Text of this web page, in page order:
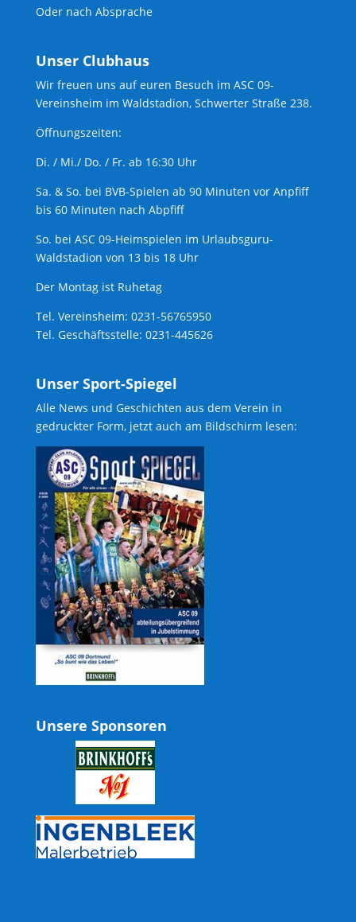
Oder nach Absprache
Unser Clubhaus
Wir freuen uns auf euren Besuch im ASC 09-
Vereinsheim im Waldstadion, Schwerter Straße 238.
Öffnungszeiten:
Di. / Mi./ Do. / Fr. ab 16:30 Uhr
Sa. & So. bei BVB-Spielen ab 90 Minuten vor Anpfiff
bis 60 Minuten nach Abpfiff
So. bei ASC 09-Heimspielen im Urlaubsguru-
Waldstadion von 13 bis 18 Uhr
Der Montag ist Ruhetag
Tel. Vereinsheim: 0231-56765950
Tel. Geschäftsstelle: 0231-445626
Unser Sport-Spiegel
Alle News und Geschichten aus dem Verein in
gedruckter Form, jetzt auch am Bildschirm lesen:
Unsere Sponsoren